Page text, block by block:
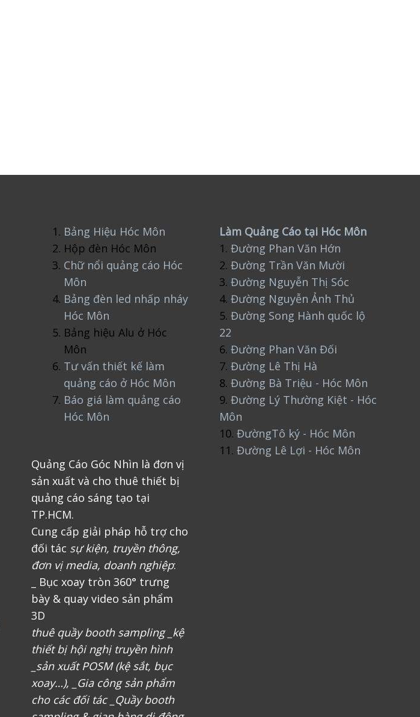
Bảng Hiệu Hóc Môn
Hộp đèn Hóc Môn
Chữ nổi quảng cáo Hóc
Môn
Bảng đèn led nhấp nháy
Hóc Môn
Bảng hiệu Alu ở Hóc
Môn
Tư vấn thiết kế làm
quảng cáo ở Hóc Môn
Báo giá làm quảng cáo
Hóc Môn
Quảng Cáo Góc Nhìn là đơn vị
sản xuất và cho thuê thiết bị
quảng cáo sáng tạo tại
TP.HCM.
Cung cấp giải pháp hỗ trợ cho
đối tác sự kiện, truyền thông,
đơn vị media, doanh nghiệp:
_ Bục xoay tròn 360° trưng
bày & quay video sản phẩm
3D
thuê quầy booth sampling _kệ
thiết bị hội nghị truyền hình
_sản xuất POSM (kệ sắt, bục
xoay…), _Gia công sản phẩm
cho các đối tác _Quầy booth
Làm Quảng Cáo tại Hóc Môn
1. Đường Phan Văn Hớn
2. Đường Trần Văn Mười
3. Đường Nguyễn Thị Sóc
4. Đường Nguyễn Ảnh Thủ
5. Đường Song Hành quốc lộ
22
6. Đường Phan Văn Đối
7. Đường Lê Thị Hà
8. Đường Bà Triệu - Hóc Môn
9. Đường Lý Thường Kiệt - Hóc
Môn
10. ĐườngTô ký - Hóc Môn
11. Đường Lê Lợi - Hóc Môn